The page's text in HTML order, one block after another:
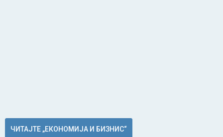
ЧИТАЈТЕ „ЕКОНОМИЈА И БИЗНИС“